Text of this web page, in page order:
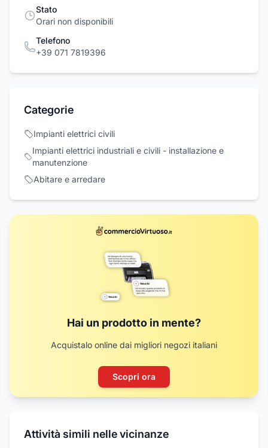
Stato
Orari non disponibili
Telefono
+39 071 7819396
Categorie
Impianti elettrici civili
Impianti elettrici industriali e civili - installazione e
manutenzione
Abitare e arredare
Hai un prodotto in mente?
Acquistalo online dai migliori negozi italiani
Scopri ora
Attività simili nelle vicinanze